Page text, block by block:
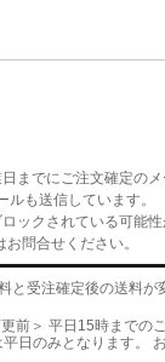
までにご注文確定の
も送信しています。
ックされている可能
問合せください。
受注確定後の送料が
前＞ 平日15時までの
日のみとなります。